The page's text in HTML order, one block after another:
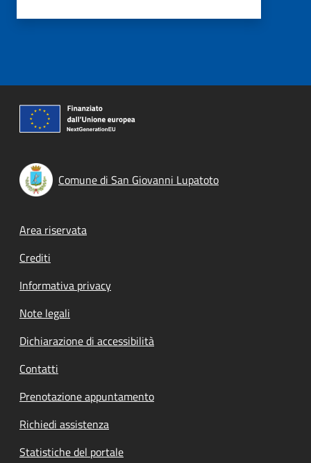
Comune di San Giovanni Lupatoto
Footer menu
Area riservata
Crediti
Informativa privacy
Note legali
Dichiarazione di accessibilità
Contatti
Prenotazione appuntamento
Richiedi assistenza
Statistiche del portale